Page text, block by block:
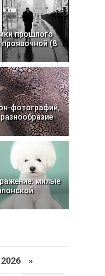
прошлого
проявочной (8
фотографий,
милые
2026 »